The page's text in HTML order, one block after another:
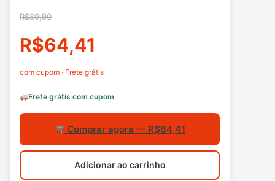
R$89,90
R$64,41
com cupom · Frete grátis
Frete grátis com cupom
Comprar agora — R$64,41
Adicionar ao carrinho